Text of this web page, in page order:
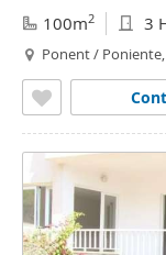
100m2 3
Ponent /